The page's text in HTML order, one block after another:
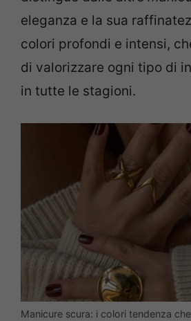
eleganza e la sua
colori profondi e intensi,
di valorizzare ogni tipo di
in tutte le stagioni.
Manicure scura: i colori tendenza